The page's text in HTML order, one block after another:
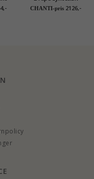
smaragd anheng i 14
CHANTI-pris 2126,-